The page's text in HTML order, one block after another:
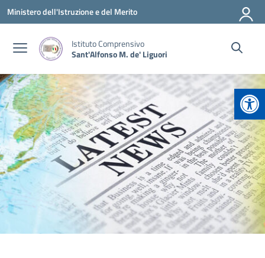
Vai ai contenuti
Vai al menu di navigazione
Vai al footer
Ministero dell'Istruzione e del Merito
Istituto Comprensivo
Sant'Alfonso M. de' Liguori